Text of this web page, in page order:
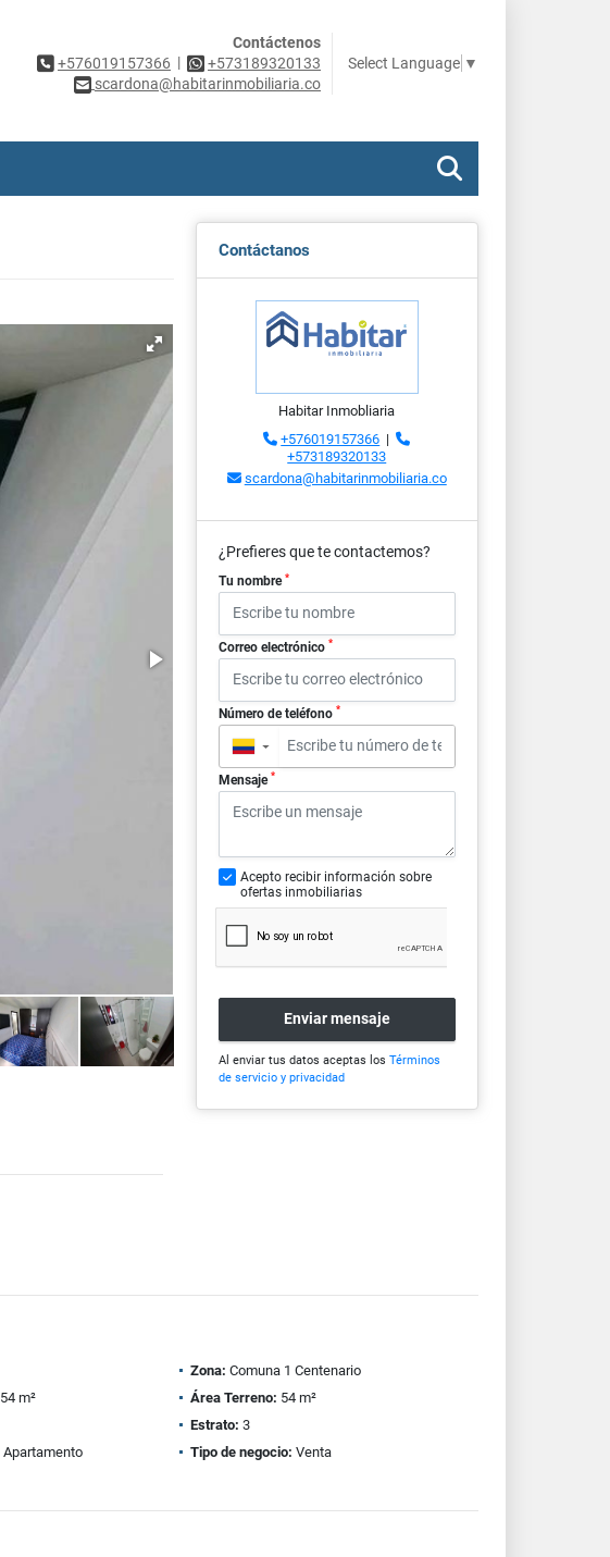
Contáctenos
+576019157366 |
+573189320133
scardona@habitarinmobiliaria.co
Select Language ▼
Contáctanos
Habitar Inmobliaria
+576019157366 |
+573189320133
scardona@habitarinmobiliaria.co
¿Prefieres que te contactemos?
Tu nombre *
Correo electrónico *
Número de teléfono *
▼
Mensaje *
Acepto recibir información sobre
ofertas inmobiliarias
Enviar mensaje
Al enviar tus datos aceptas los Términos
de servicio y privacidad
Zona: Comuna 1 Centenario
54 m² Área Terreno: 54 m²
Estrato: 3
Apartamento Tipo de negocio: Venta